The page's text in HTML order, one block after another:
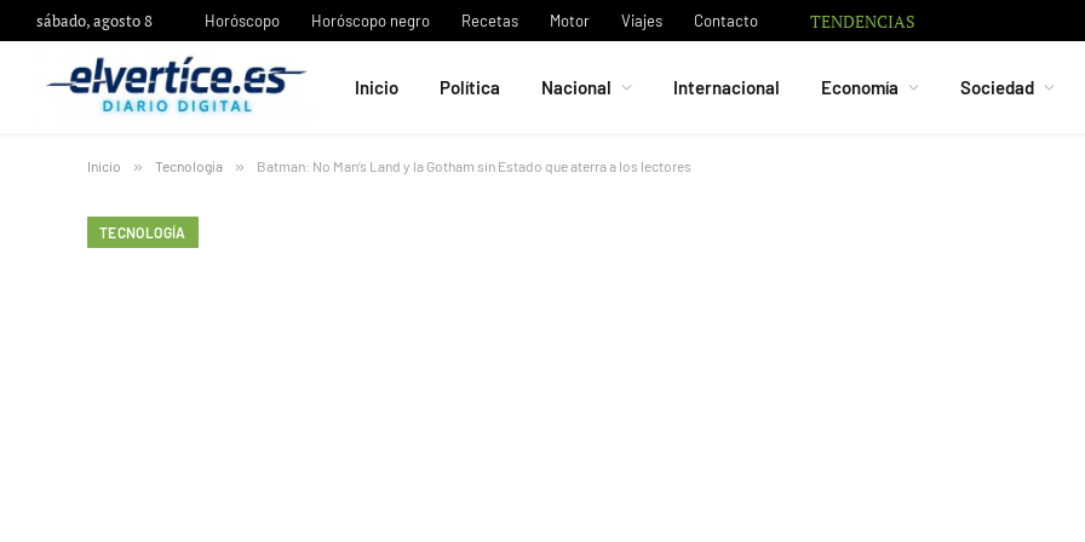
sábado, agosto 8 Horóscopo Horóscopo negro Recetas Motor Viajes Contacto TENDENCIAS
Inicio Política Nacional Internacional Economía Sociedad
Inicio » Tecnología » Batman: No Man’s Land y la Gotham sin Estado que aterra a los lectores
TECNOLOGÍA